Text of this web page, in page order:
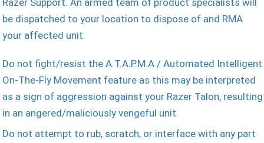
be dispatched to your location to dispose of and RMA
your affected unit.
Do not fight/resist the A.T.A.P.M.A / Automated Intelligent
On-The-Fly Movement feature as this may be interpreted
as a sign of aggression against your Razer Talon, resulting
in an angered/maliciously vengeful unit.
Do not attempt to rub, scratch, or interface with any part